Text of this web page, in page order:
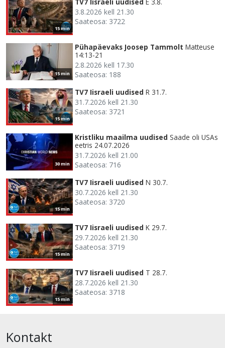
15 min
3.8.2026 kell 21.30
Saateosa: 3722
15 min
Pühapäevaks Joosep Tammolt Matteuse
14:13-21
2.8.2026 kell 17.30
Saateosa: 188
15 min
TV7 Iisraeli uudised R 31.7.
31.7.2026 kell 21.30
Saateosa: 3721
30 min
Kristliku maailma uudised Saade oli USAs
eetris 24.07.2026
31.7.2026 kell 21.00
Saateosa: 716
15 min
TV7 Iisraeli uudised N 30.7.
30.7.2026 kell 21.30
Saateosa: 3720
15 min
TV7 Iisraeli uudised K 29.7.
29.7.2026 kell 21.30
Saateosa: 3719
15 min
TV7 Iisraeli uudised T 28.7.
28.7.2026 kell 21.30
Saateosa: 3718
Kontakt